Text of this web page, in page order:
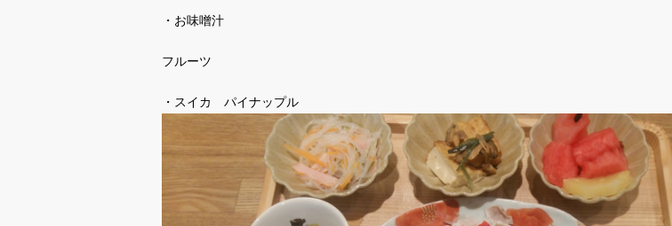
・お味噌汁
フルーツ
・スイカ パイナップル